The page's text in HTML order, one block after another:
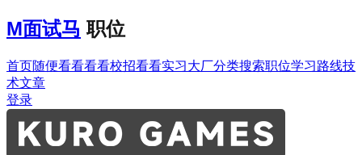
M面试马 职位
首页随便看看看看校招看看实习大厂分类搜索职位学习路线技
术文章
登录